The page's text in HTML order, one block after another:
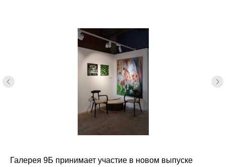
Галерея 9Б принимает участие в новом выпуске